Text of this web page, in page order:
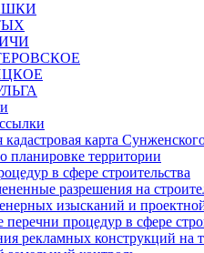
карта
планировке территории
в сфере строительства
разрешения на
изысканий и
процедур в сфере
рекламных конструкций на